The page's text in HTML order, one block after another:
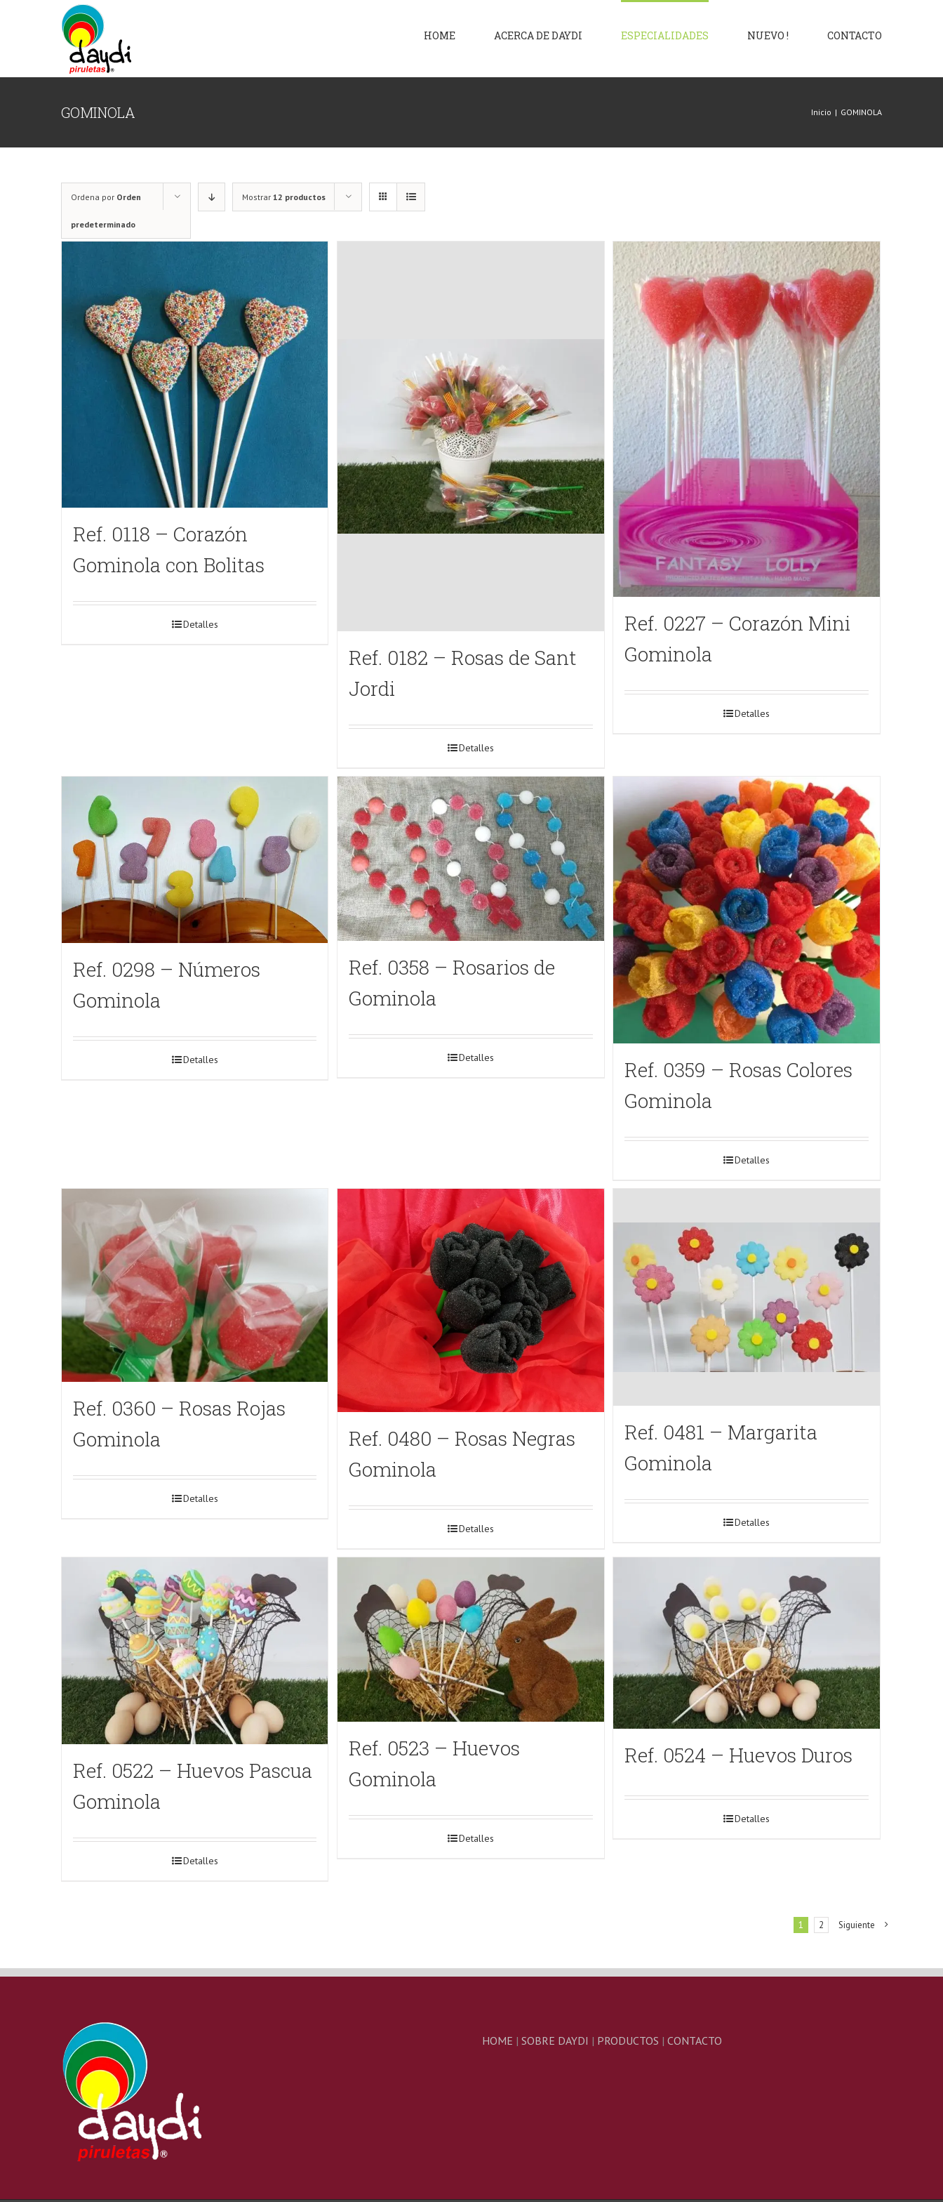
HOME ACERCA DE DAYDI ESPECIALIDADES NUEVO ! CONTACTO
GOMINOLA Inicio | GOMINOLA
Ordena por Orden
predeterminado
Mostrar 12 productos
Ref. 0118 – Corazón
Gominola con Bolitas
Detalles
Ref. 0182 – Rosas de Sant
Jordi
Detalles
Ref. 0227 – Corazón Mini
Gominola
Detalles
Ref. 0298 – Números
Gominola
Detalles
Ref. 0358 – Rosarios de
Gominola
Detalles
Ref. 0359 – Rosas Colores
Gominola
Detalles
Ref. 0360 – Rosas Rojas
Gominola
Detalles
Ref. 0480 – Rosas Negras
Gominola
Detalles
Ref. 0481 – Margarita
Gominola
Detalles
Ref. 0522 – Huevos Pascua
Gominola
Detalles
Ref. 0523 – Huevos
Gominola
Detalles
Ref. 0524 – Huevos Duros
Detalles
1 2 Siguiente
HOME | SOBRE DAYDI | PRODUCTOS | CONTACTO